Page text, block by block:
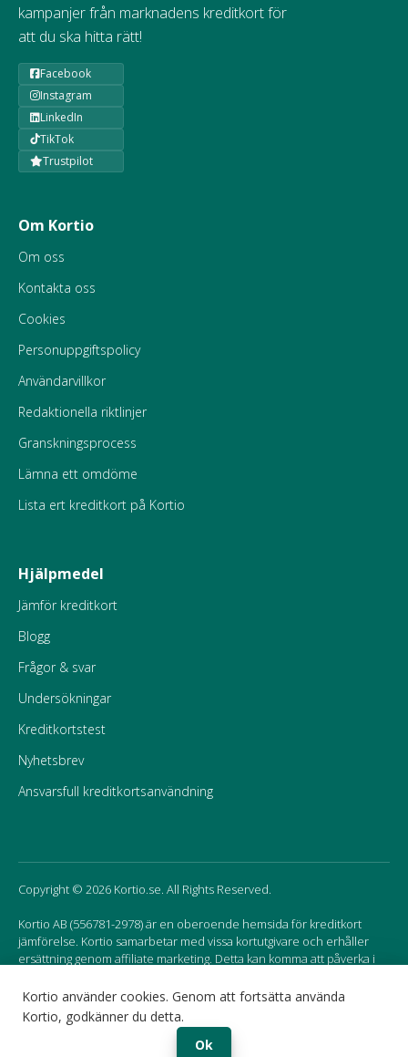
Kortio använder cookies. Genom att fortsätta använda
Kortio, godkänner du detta.
Ok
kampanjer från marknadens kreditkort för
att du ska hitta rätt!
Facebook
Instagram
LinkedIn
TikTok
Trustpilot
Om Kortio
Om oss
Kontakta oss
Cookies
Personuppgiftspolicy
Användarvillkor
Redaktionella riktlinjer
Granskningsprocess
Lämna ett omdöme
Lista ert kreditkort på Kortio
Hjälpmedel
Jämför kreditkort
Blogg
Frågor & svar
Undersökningar
Kreditkortstest
Nyhetsbrev
Ansvarsfull kreditkortsanvändning
Copyright © 2026 Kortio.se. All Rights Reserved.
Kortio AB (556781-2978) är en oberoende hemsida för kreditkort
jämförelse. Kortio samarbetar med vissa kortutgivare och erhåller
ersättning genom affiliate marketing. Detta kan komma att påverka i
Norway